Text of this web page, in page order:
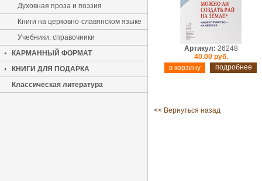
Духовная проза и поэзия
Книги на церковно-славянском языке
Учебники, справочники
КАРМАННЫЙ ФОРМАТ
КНИГИ ДЛЯ ПОДАРКА
Классическая литература
Артикул: 26248
40.00 руб.
подробнее
<< Вернуться назад